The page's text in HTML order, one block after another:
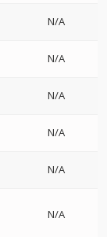
N/A
N/A
N/A
N/A
N/A
N/A